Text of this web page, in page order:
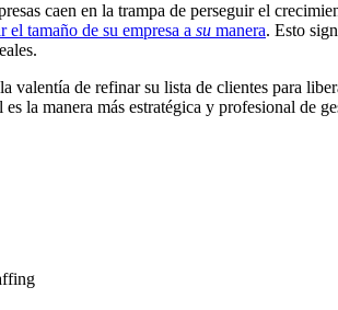
caen en la trampa de perseguir el
el tamaño de su empresa a su manera. Esto
valentía de refinar su lista de clientes para
la manera más estratégica y profesional de